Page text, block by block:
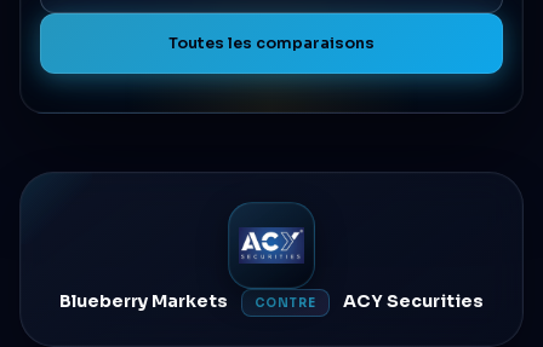
Toutes les comparaisons
Blueberry Markets CONTRE ACY Securities